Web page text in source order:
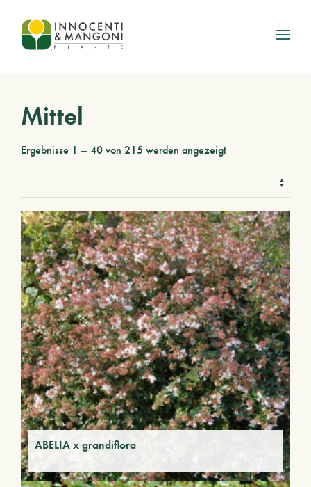
Skip to main content
Mittel
Ergebnisse 1 – 40 von 215 werden angezeigt
ABELIA x grandiflora